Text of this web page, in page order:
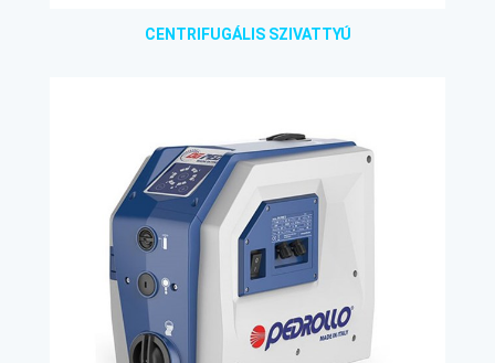
CENTRIFUGÁLIS SZIVATTYÚ